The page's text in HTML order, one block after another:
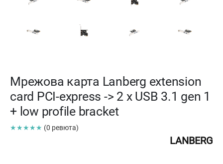
Мрежова карта Lanberg extension
card PCI-express -> 2 x USB 3.1 gen 1
+ low profile bracket
★★★★★ (0 ревюта)
LANBERG